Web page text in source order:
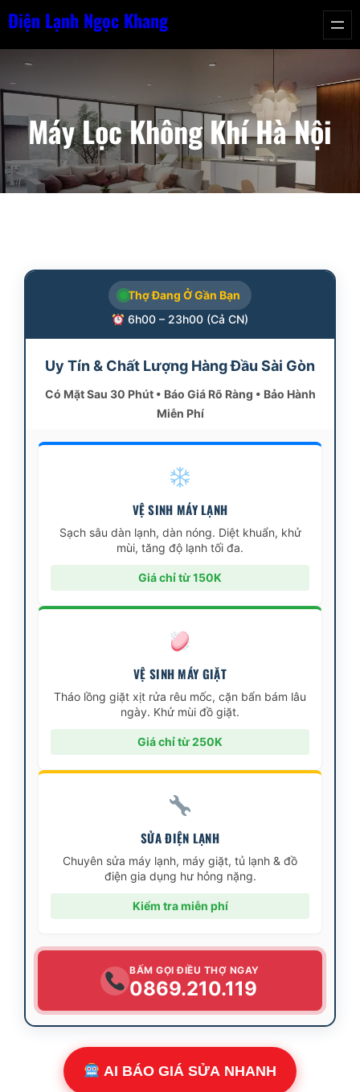
Chuyển
nội
Điện Lạnh Ngọc Khang
Máy Lọc Không Khí Hà Nội
Thợ Đang Ở Gần Bạn
6h00 – 23h00 (Cả CN)
Uy Tín & Chất Lượng Hàng Đầu Sài Gòn
Có Mặt Sau 30 Phút • Báo Giá Rõ Ràng • Bảo Hành
Miễn Phí
VỆ SINH MÁY LẠNH
Sạch sâu dàn lạnh, dàn nóng. Diệt khuẩn, khử
mùi, tăng độ lạnh tối đa.
Giá chỉ từ 150K
VỆ SINH MÁY GIẶT
Tháo lồng giặt xịt rửa rêu mốc, cặn bẩn bám lâu
ngày. Khử mùi đồ giặt.
Giá chỉ từ 250K
SỬA ĐIỆN LẠNH
Chuyên sửa máy lạnh, máy giặt, tủ lạnh & đồ
điện gia dụng hư hỏng nặng.
Kiểm tra miễn phí
BẤM GỌI ĐIỀU THỢ NGAY
0869.210.119
AI BÁO GIÁ SỬA NHANH